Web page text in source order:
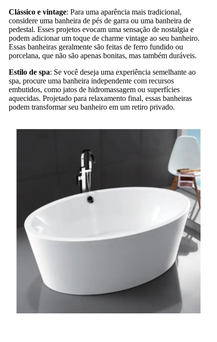
Clássico e vintage: Para uma aparência mais tradicional,
considere uma banheira de pés de garra ou uma banheira de
pedestal. Esses projetos evocam uma sensação de nostalgia e
podem adicionar um toque de charme vintage ao seu banheiro.
Essas banheiras geralmente são feitas de ferro fundido ou
porcelana, que não são apenas bonitas, mas também duráveis.
Estilo de spa: Se você deseja uma experiência semelhante ao
spa, procure uma banheira independente com recursos
embutidos, como jatos de hidromassagem ou superfícies
aquecidas. Projetado para relaxamento final, essas banheiras
podem transformar seu banheiro em um retiro privado.